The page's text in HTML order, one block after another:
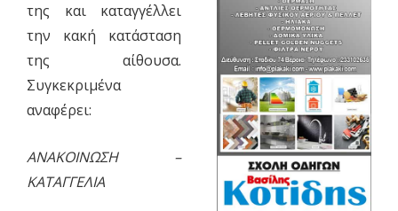
της και καταγγέλλει
την κακή κατάσταση
της αίθουσα.
Συγκεκριμένα
αναφέρει:
ΑΝΑΚΟΙΝΩΣΗ –
ΚΑΤΑΓΓΕΛΙΑ